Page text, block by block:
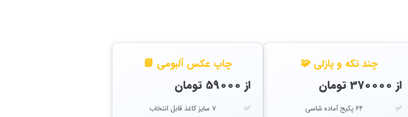
چند تکه و پازلی 🧩
از 370000 تومان
۶۴ پکیج آماده شاسی
چاپ عکس آلبومی 📘
از 59000 تومان
۷ سایز کاغذ قابل انتخاب